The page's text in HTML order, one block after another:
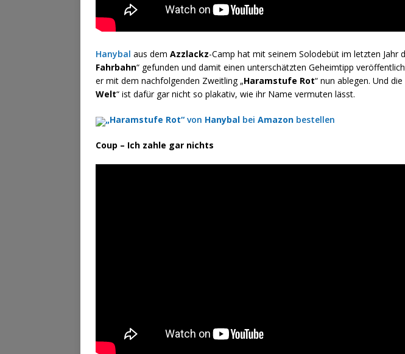
Hanybal aus dem Azzlackz-Camp hat mit seinem Solodebüt im letzten Jahr
Fahrbahn“ gefunden und damit einen unterschätzten Geheimtipp
er mit dem nachfolgenden Zweitling „Haramstufe Rot“ nun ablegen. Und
Welt“ ist dafür gar nicht so plakativ, wie ihr Name vermuten lässt.
„Haramstufe Rot“ von Hanybal bei Amazon bestellen
Coup – Ich zahle gar nichts